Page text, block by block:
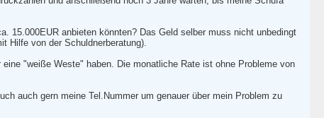
15.000EUR anbieten könnten? Das Geld selber muss nicht unbedingt
Hilfe von der Schuldnerberatung).
"weiße Weste" haben. Die monatliche Rate ist ohne Probleme von
auch gern meine Tel.Nummer um genauer über mein Problem zu